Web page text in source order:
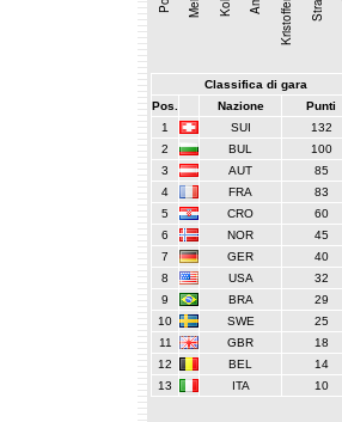
Classifica di gara
Pos.
Nazione
Punti
1
SUI
132
2
BUL
100
3
AUT
85
4
FRA
83
5
CRO
60
6
NOR
45
7
GER
40
8
USA
32
9
BRA
29
10
SWE
25
11
GBR
18
12
BEL
14
13
ITA 10